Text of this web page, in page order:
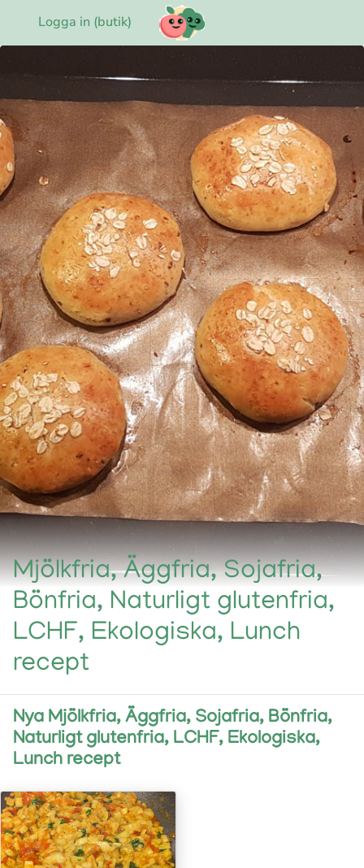
Logga in (butik)
Mjölkfria, Äggfria, Sojafria,
Bönfria, Naturligt glutenfria,
LCHF, Ekologiska, Lunch
recept
Nya Mjölkfria, Äggfria, Sojafria, Bönfria,
Naturligt glutenfria, LCHF, Ekologiska,
Lunch recept